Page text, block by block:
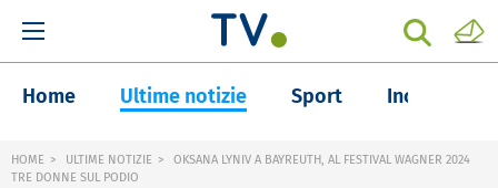
Home Ultime notizie Sport Inchieste
HOME ULTIME NOTIZIE
OKSANA LYNIV A BAYREUTH, AL FESTIVAL WAGNER 2024
TRE DONNE SUL PODIO